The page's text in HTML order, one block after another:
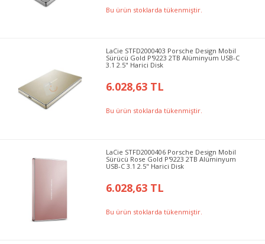
Bu ürün stoklarda tükenmiştir.
LaCie STFD2000403 Porsche Design Mobil
Sürücü Gold P'9223 2TB Alüminyum USB-C
3.1 2.5" Harici Disk
6.028,63 TL
Bu ürün stoklarda tükenmiştir.
LaCie STFD2000406 Porsche Design Mobil
Sürücü Rose Gold P'9223 2TB Alüminyum
USB-C 3.1 2.5" Harici Disk
6.028,63 TL
Bu ürün stoklarda tükenmiştir.